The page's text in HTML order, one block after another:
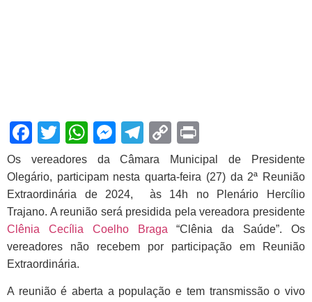
Facebook
Twitter
WhatsApp
Messenger
Telegram
Copy
Link
Os vereadores da Câmara Municipal de Presidente
Olegário, participam nesta quarta-feira (27) da 2ª Reunião
Extraordinária de 2024, às 14h no Plenário Hercílio
Trajano. A reunião será presidida pela vereadora presidente
Clênia Cecília Coelho Braga“Clênia da Saúde”. Os
vereadores não recebem por participação em Reunião
Extraordinária.
A reunião é aberta a população e tem transmissão o vivo